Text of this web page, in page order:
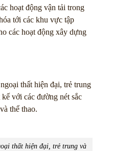
hoạt động vận tải trong
tới các khu vực tập
các hoạt động xây dựng
thất hiện đại, trẻ trung
với các đường nét sắc
thể thao.
thất hiện đại, trẻ trung và